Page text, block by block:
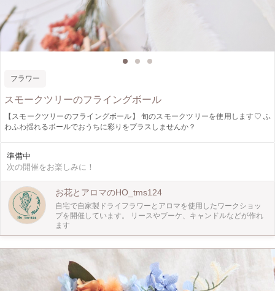
フラワー
スモークツリーのフライングボール
【スモークツリーのフライングボール】 旬のスモークツリーを使用します♡ ふ
わふわ揺れるボールでおうちに彩りをプラスしませんか？
準備中
次の開催をお楽しみに！
お花とアロマのHO_tms124
自宅で自家製ドライフラワーとアロマを使用したワークショッ
プを開催しています。 リースやブーケ、キャンドルなどが作れ
ます